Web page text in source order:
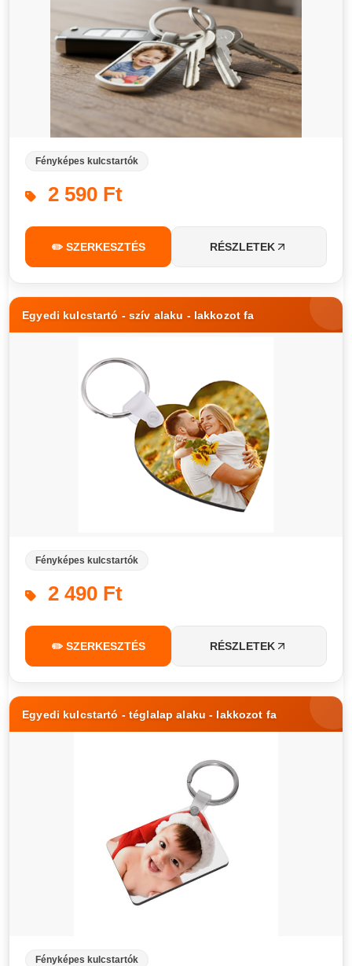
Fényképes kulcstartók
2 590 Ft
✏️ SZERKESZTÉS RÉSZLETEK
Egyedi kulcstartó - szív alaku - lakkozot fa
Fényképes kulcstartók
2 490 Ft
✏️ SZERKESZTÉS RÉSZLETEK
Egyedi kulcstartó - téglalap alaku - lakkozot fa
Fényképes kulcstartók